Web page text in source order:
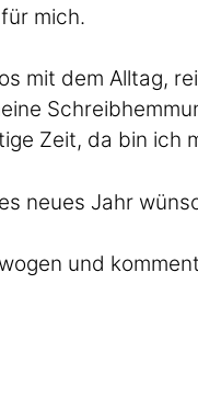
mich.
mit dem Alltag,
Zeit, da bin ich
neues Jahr
und